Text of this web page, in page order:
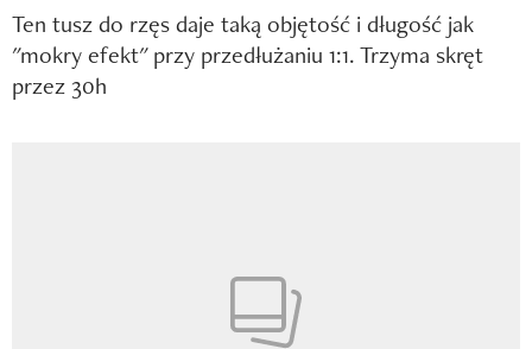
Ten tusz do rzęs daje taką objętość i długość jak
"mokry efekt" przy przedłużaniu 1:1. Trzyma skręt
przez 30h